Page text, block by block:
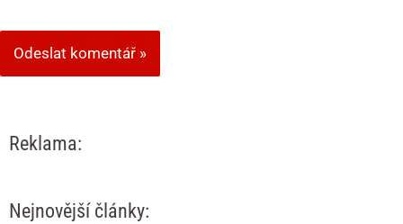
Reklama:
Nejnovější články: